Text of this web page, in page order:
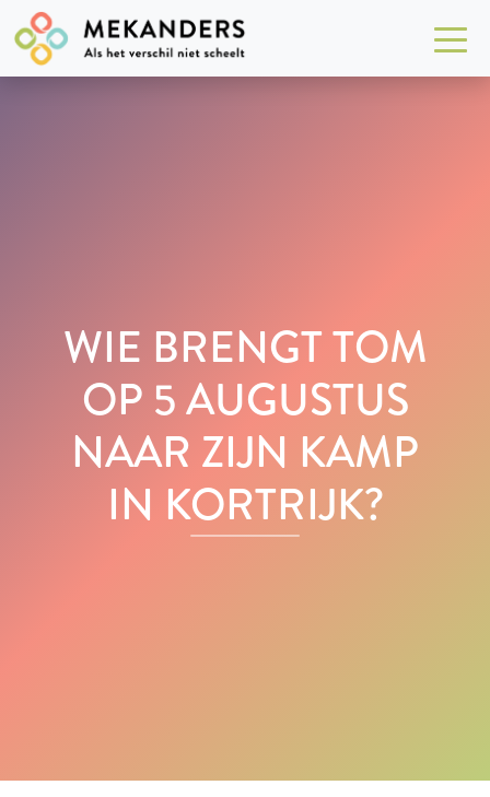
WIE BRENGT TOM
OP 5 AUGUSTUS
NAAR ZIJN KAMP
IN KORTRIJK?